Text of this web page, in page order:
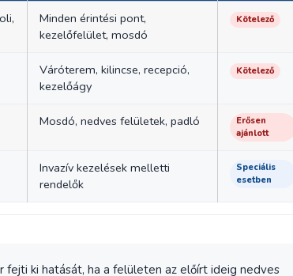
Minden érintési pont,
kezelőfelület, mosdó
Kötelező
Váróterem, kilincse, recepció,
kezelőágy
Kötelező
Mosdó, nedves felületek, padló
Erősen
ajánlott
Invazív kezelések melletti
rendelők
Speciális
esetben
fejti ki hatását, ha a felületen az előírt ideig nedves